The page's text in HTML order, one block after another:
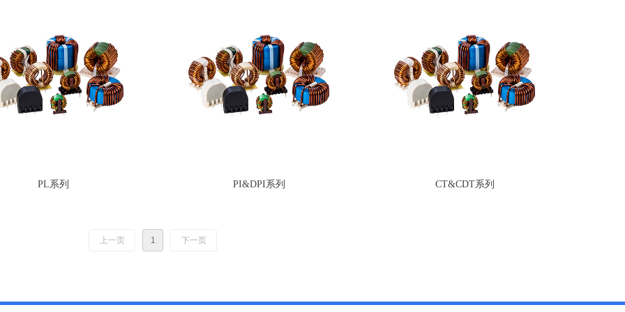
PL系列 PI&DPI系列 CT&CDT系列
上一页 1 下一页